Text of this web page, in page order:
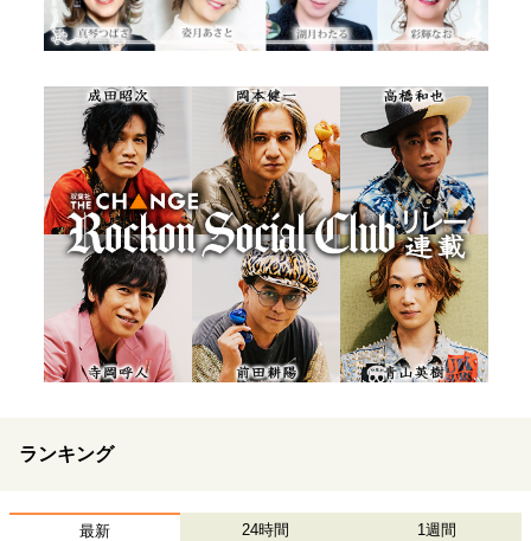
ランキング
最新 24時間 1週間